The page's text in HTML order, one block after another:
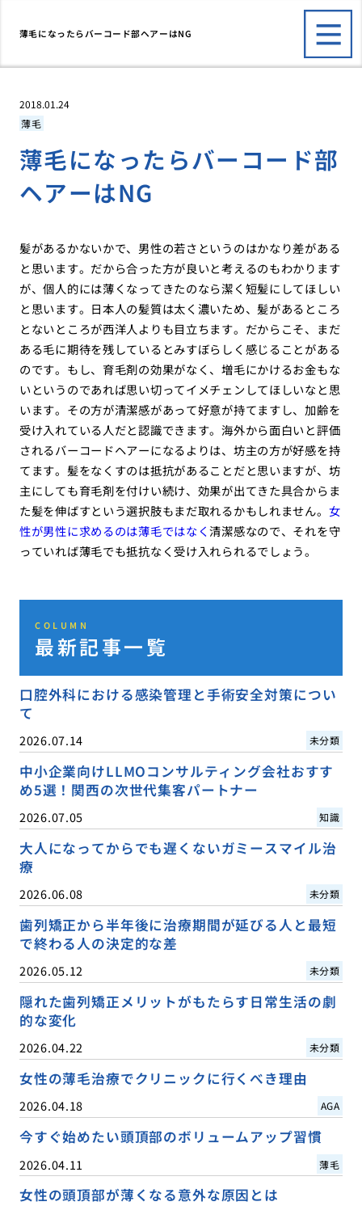
薄毛になったらバーコード部ヘアーはNG
2018.01.24
薄毛
薄毛になったらバーコード部
ヘアーはNG
髪があるかないかで、男性の若さというのはかなり差がある
と思います。だから合った方が良いと考えるのもわかります
が、個人的には薄くなってきたのなら潔く短髪にしてほしい
と思います。日本人の髪質は太く濃いため、髪があるところ
とないところが西洋人よりも目立ちます。だからこそ、まだ
ある毛に期待を残しているとみすぼらしく感じることがある
のです。もし、育毛剤の効果がなく、増毛にかけるお金もな
いというのであれば思い切ってイメチェンしてほしいなと思
います。その方が清潔感があって好意が持てますし、加齢を
受け入れている人だと認識できます。海外から面白いと評価
されるバーコードヘアーになるよりは、坊主の方が好感を持
てます。髪をなくすのは抵抗があることだと思いますが、坊
主にしても育毛剤を付けい続け、効果が出てきた具合からま
た髪を伸ばすという選択肢もまだ取れるかもしれません。 女
性が男性に求めるのは薄毛ではなく清潔感なので、それを守
っていれば薄毛でも抵抗なく受け入れられるでしょう。
COLUMN
最新記事一覧
口腔外科における感染管理と手術安全対策につい
て
2026.07.14 未分類
中小企業向けLLMOコンサルティング会社おすす
め5選！関西の次世代集客パートナー
2026.07.05 知識
大人になってからでも遅くないガミースマイル治
療
2026.06.08 未分類
歯列矯正から半年後に治療期間が延びる人と最短
で終わる人の決定的な差
2026.05.12 未分類
隠れた歯列矯正メリットがもたらす日常生活の劇
的な変化
2026.04.22 未分類
女性の薄毛治療でクリニックに行くべき理由
2026.04.18 AGA
今すぐ始めたい頭頂部のボリュームアップ習慣
2026.04.11 薄毛
女性の頭頂部が薄くなる意外な原因とは